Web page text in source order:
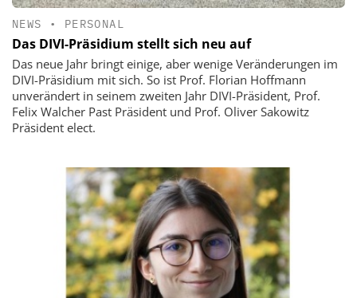
NEWS • PERSONAL
Das DIVI-Präsidium stellt sich neu auf
Das neue Jahr bringt einige, aber wenige Veränderungen im
DIVI-Präsidium mit sich. So ist Prof. Florian Hoffmann
unverändert in seinem zweiten Jahr DIVI-Präsident, Prof.
Felix Walcher Past Präsident und Prof. Oliver Sakowitz
Präsident elect.